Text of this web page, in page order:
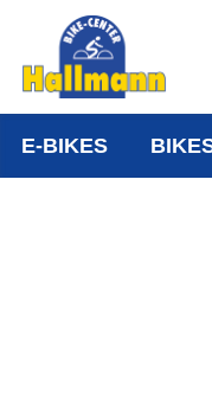
E-BIKES